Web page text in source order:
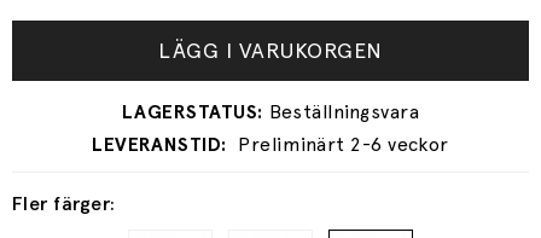
Fler färger:
LÄGG I VARUKORGEN
Preliminärt 2-6 veckor